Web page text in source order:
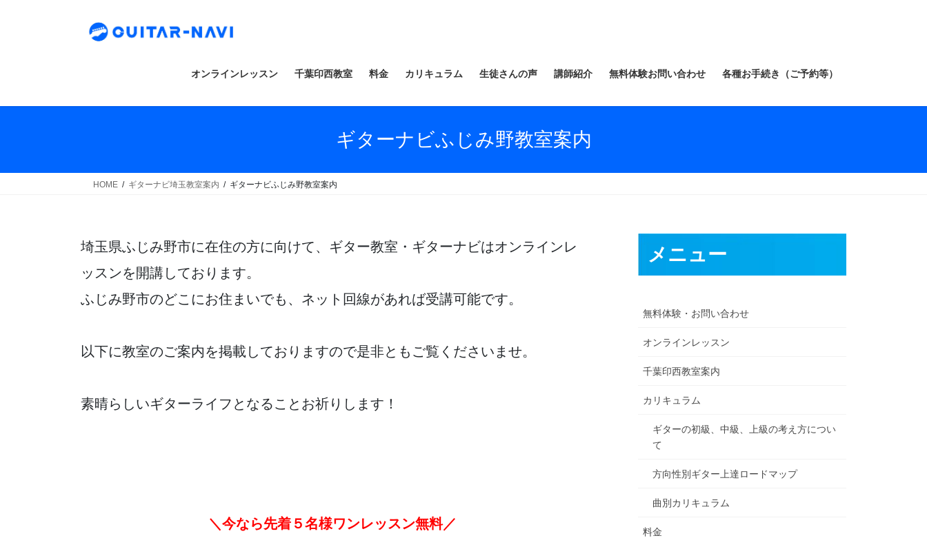
オンラインレッスン 千葉印西教室 料金 カリキュラム 生徒さんの声 講師紹介 無料体験お問い合わせ 各種お手続き（ご予約等）
ギターナビふじみ野教室案内
HOME ギターナビ埼玉教室案内 ギターナビふじみ野教室案内
埼玉県ふじみ野市に在住の方に向けて、ギター教室・ギターナビはオンラインレ
ッスンを開講しております。
ふじみ野市のどこにお住まいでも、ネット回線があれば受講可能です。
以下に教室のご案内を掲載しておりますので是非ともご覧くださいませ。
素晴らしいギターライフとなることお祈りします！
＼今なら先着５名様ワンレッスン無料／
メニュー
無料体験・お問い合わせ
オンラインレッスン
千葉印西教室案内
カリキュラム
ギターの初級、中級、上級の考え方につい
て
方向性別ギター上達ロードマップ
曲別カリキュラム
料金